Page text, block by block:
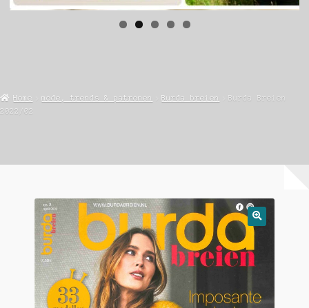
Home mode, trends & patronen Burda breien
Burda Breien
2022/02
🔍